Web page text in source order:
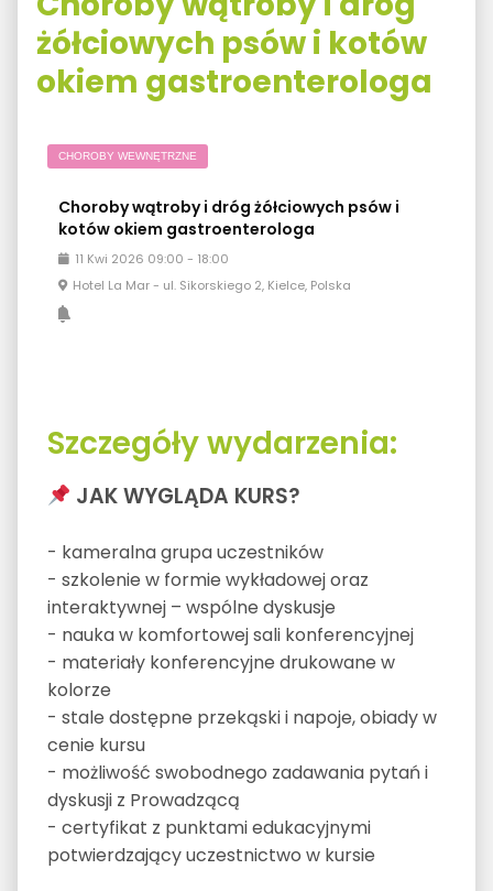
żółciowych psów i kotów
okiem gastroenterologa
CHOROBY WEWNĘTRZNE
Choroby wątroby i dróg żółciowych psów i
kotów okiem gastroenterologa
11 Kwi 2026 09:00 - 18:00
Hotel La Mar - ul. Sikorskiego 2, Kielce, Polska
Szczegóły wydarzenia:
JAK WYGLĄDA KURS?
- kameralna grupa uczestników
- szkolenie w formie wykładowej oraz
interaktywnej – wspólne dyskusje
- nauka w komfortowej sali konferencyjnej
- materiały konferencyjne drukowane w
kolorze
- stale dostępne przekąski i napoje, obiady w
cenie kursu
- możliwość swobodnego zadawania pytań i
dyskusji z Prowadzącą
- certyfikat z punktami edukacyjnymi
potwierdzający uczestnictwo w kursie